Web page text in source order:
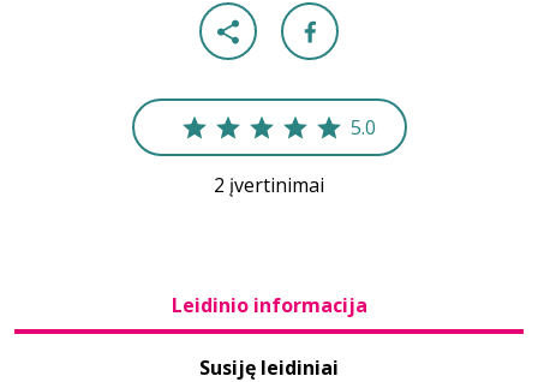
5.0
2 įvertinimai
Leidinio informacija
Susiję leidiniai